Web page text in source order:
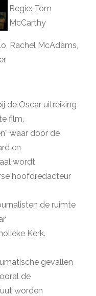
Regie: Tom
McCarthy
Rachel McAdams,
de Oscar uitreiking
film.
waar door de
en
wordt
hoofdredacteur
de ruimte
Kerk.
gevallen
de
worden